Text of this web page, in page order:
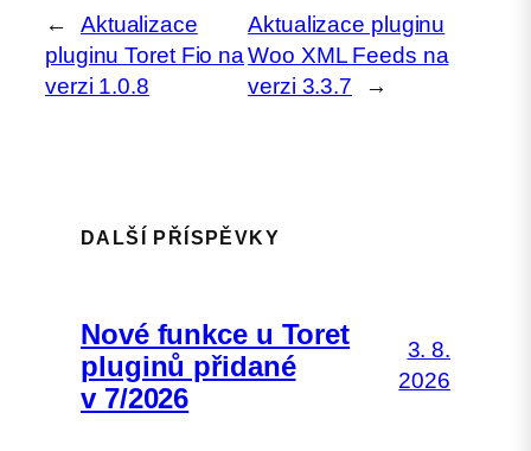
←
Aktualizace
pluginu Toret Fio na
verzi 1.0.8
Aktualizace pluginu
Woo XML Feeds na
verzi 3.3.7
→
DALŠÍ PŘÍSPĚVKY
Nové funkce u Toret
pluginů přidané
v 7/2026
3. 8.
2026